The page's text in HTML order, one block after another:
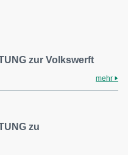
zur Volkswerft
mehr
zu